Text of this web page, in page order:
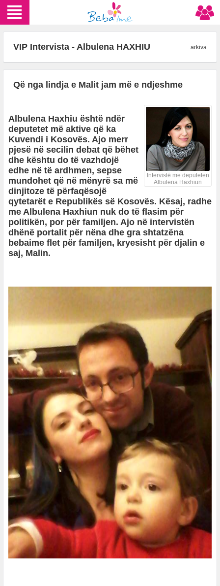
VIP Intervista - Albulena HAXHIU arkiva
Që nga lindja e Malit jam më e ndjeshme
Intervistë me deputeten
Albulena Haxhiun
Albulena Haxhiu është ndër
deputetet më aktive që ka
Kuvendi i Kosovës. Ajo merr
pjesë në secilin debat që bëhet
dhe kështu do të vazhdojë
edhe në të ardhmen, sepse
mundohet që në mënyrë sa më
dinjitoze të përfaqësojë
qytetarët e Republikës së Kosovës. Kësaj, radhe
me Albulena Haxhiun nuk do të flasim për
politikën, por për familjen. Ajo në intervistën
dhënë portalit për nëna dhe gra shtatzëna
bebaime flet për familjen, kryesisht për djalin e
saj, Malin.